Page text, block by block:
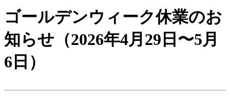
内
索
ゴールデンウィーク休業のお
知らせ（2026年4月29日〜5月
6日）